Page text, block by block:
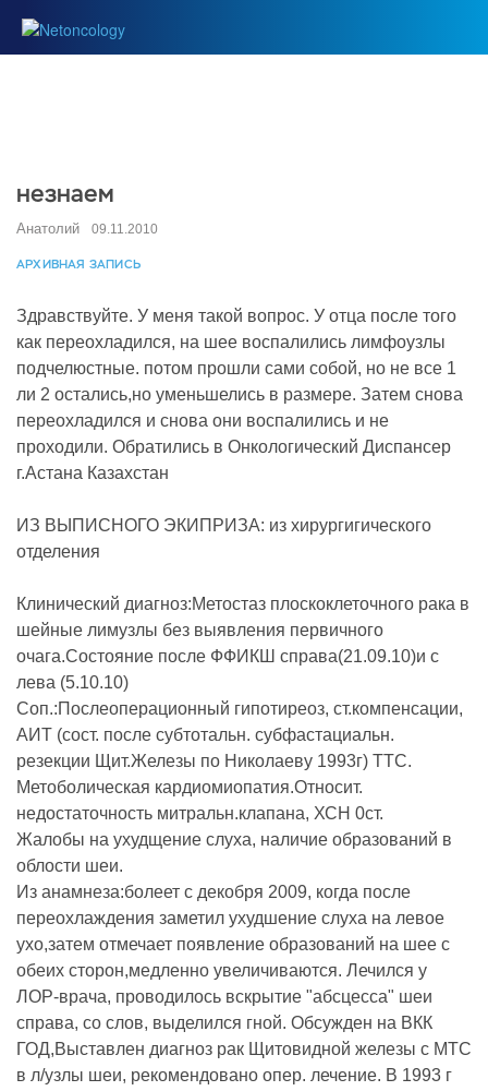
незнаем
Анатолий 09.11.2010
АРХИВНАЯ ЗАПИСЬ
Здравствуйте. У меня такой вопрос. У отца после того
как переохладился, на шее воспалились лимфоузлы
подчелюстные. потом прошли сами собой, но не все 1
ли 2 остались,но уменьшелись в размере. Затем снова
переохладился и снова они воспалились и не
проходили. Обратились в Онкологический Диспансер
г.Астана Казахстан
ИЗ ВЫПИСНОГО ЭКИПРИЗА: из хирургигического
отделения
Клинический диагноз:Метостаз плоскоклеточного рака в
шейные лимузлы без выявления первичного
очага.Состояние после ФФИКШ справа(21.09.10)и с
лева (5.10.10)
Соп.:Послеоперационный гипотиреоз, ст.компенсации,
АИТ (сост. после субтотальн. субфастациальн.
резекции Щит.Железы по Николаеву 1993г) ТТС.
Метоболическая кардиомиопатия.Относит.
недостаточность митральн.клапана, ХСН 0ст.
Жалобы на ухудщение слуха, наличие образований в
облости шеи.
Из анамнеза:болеет с декобря 2009, когда после
переохлаждения заметил ухудшение слуха на левое
ухо,затем отмечает появление образований на шее с
обеих сторон,медленно увеличиваются. Лечился у
ЛОР-врача, проводилось вскрытие "абсцесса" шеи
справа, со слов, выделился гной. Обсужден на ВКК
ГОД,Выставлен диагноз рак Щитовидной железы с МТС
в л/узлы шеи, рекомендовано опер. лечение. В 1993 г